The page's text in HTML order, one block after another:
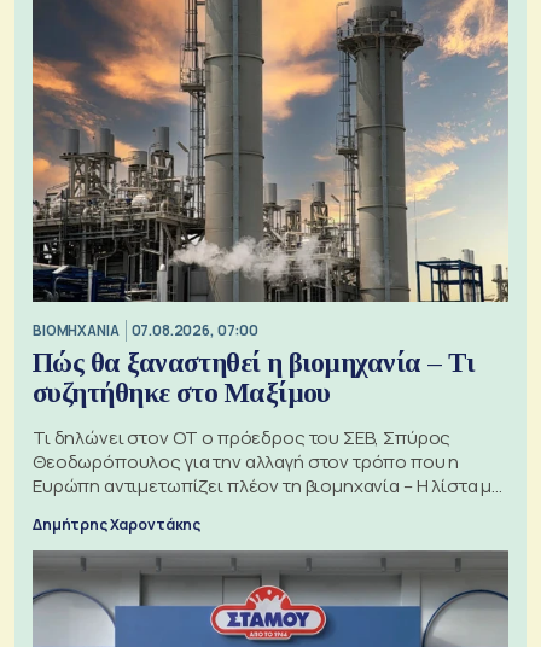
ΒΙΟΜΗΧΑΝΙΑ 07.08.2026, 07:00
Πώς θα ξαναστηθεί η βιομηχανία – Τι
συζητήθηκε στο Μαξίμου
Τι δηλώνει στον ΟΤ ο πρόεδρος του ΣΕΒ, Σπύρος
Θεοδωρόπουλος για την αλλαγή στον τρόπο που η
Ευρώπη αντιμετωπίζει πλέον τη βιομηχανία – Η λίστα με
Δημήτρης Χαροντάκης